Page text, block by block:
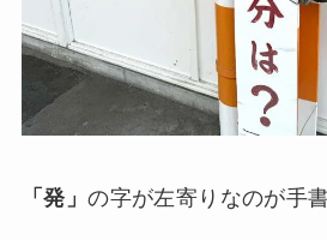
「発」の字が左寄りなのが手